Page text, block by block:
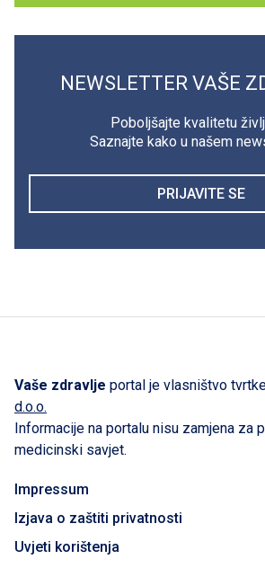
NEWSLETTER VAŠE
Poboljšajte kvalitetu
Saznajte kako u našem
PRIJAVITE SE
Vaše zdravlje portal je vlasništvo
d.o.o.
Informacije na portalu nisu zamjena za
medicinski savjet.
Impressum
Izjava o zaštiti privatnosti
Uvjeti korištenja